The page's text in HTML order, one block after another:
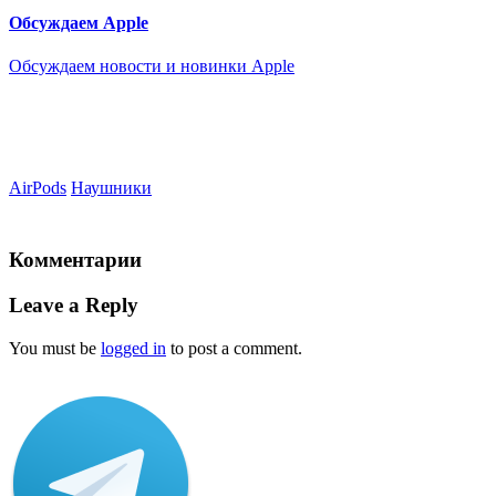
Обсуждаем Apple
Обсуждаем новости и новинки Apple
AirPods Наушники
Комментарии
Leave a Reply
You must be logged in to post a comment.